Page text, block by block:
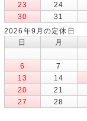
23
24
30
31
2026年9月の定休日
日
月
6
7
13
14
20
21
27
28